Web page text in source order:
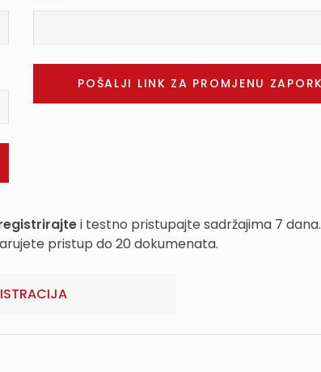
i testno pristupajte sadržajima 7 dana.
pristup do 20 dokumenata.